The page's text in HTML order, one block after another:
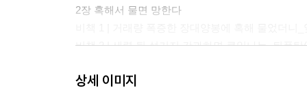
2장 혹해서 물면 망한다
비책 2 | 세력 뒷 설거지 간과하면 큰일나는_뒤폭탄
상세 이미지